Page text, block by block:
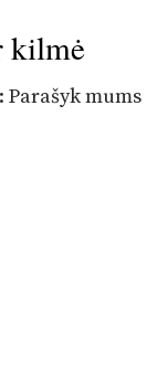
kilmė
: Parašyk mums